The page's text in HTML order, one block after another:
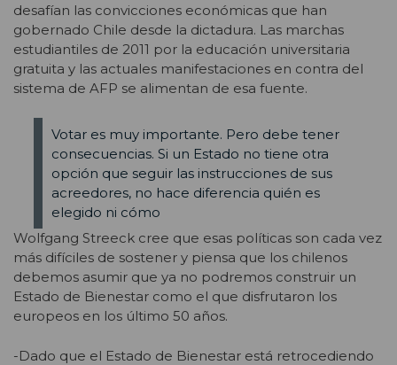
desafían las convicciones económicas que han
gobernado Chile desde la dictadura. Las marchas
estudiantiles de 2011 por la educación universitaria
gratuita y las actuales manifestaciones en contra del
sistema de AFP se alimentan de esa fuente.
Votar es muy importante. Pero debe tener
consecuencias. Si un Estado no tiene otra
opción que seguir las instrucciones de sus
acreedores, no hace diferencia quién es
elegido ni cómo
Wolfgang Streeck cree que esas políticas son cada vez
más difíciles de sostener y piensa que los chilenos
debemos asumir que ya no podremos construir un
Estado de Bienestar como el que disfrutaron los
europeos en los último 50 años.
-Dado que el Estado de Bienestar está retrocediendo